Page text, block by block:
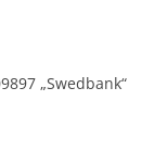
„Swedbank“